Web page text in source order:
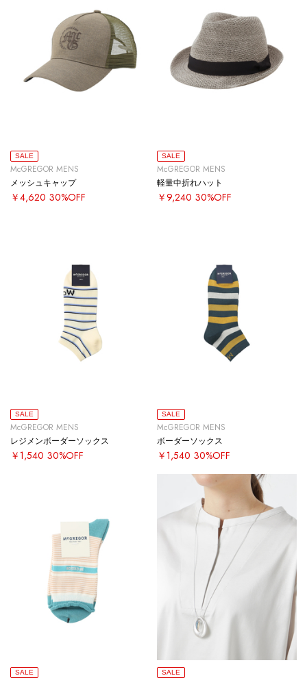
SALE
McGREGOR MENS
メッシュキャップ
￥4,620 30%OFF
SALE
McGREGOR MENS
軽量中折れハット
￥9,240 30%OFF
SALE
McGREGOR MENS
レジメンボーダーソックス
￥1,540 30%OFF
SALE
McGREGOR MENS
ボーダーソックス
￥1,540 30%OFF
SALE SALE